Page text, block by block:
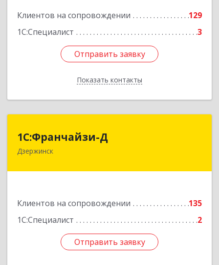
Клиентов на сопровождении
129
1С:Специалист
3
Отправить заявку
Показать контакты
Отправить заявку
Назад
1С:Франчайзи-Д
Дзержинск
Клиентов на сопровождении
135
1С:Специалист
2
Отправить заявку
606025, Нижегородская обл, Дзержинск г,
Отправить заявку